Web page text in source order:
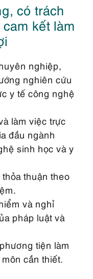
có trách
kết làm
nghiệp,
nghiên cứu
y tế công nghệ
làm việc trực
đầu ngành
sinh học và y
thuận theo
và nghỉ
pháp luật và
tiện làm
cần thiết.